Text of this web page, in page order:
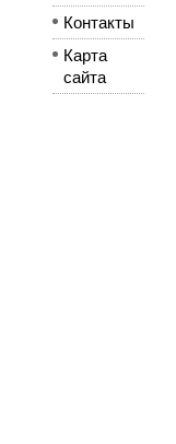
Контакты
Карта
сайта